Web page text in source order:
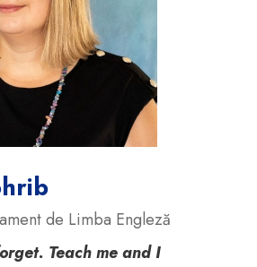
de Limba Engleză
Teach me and I